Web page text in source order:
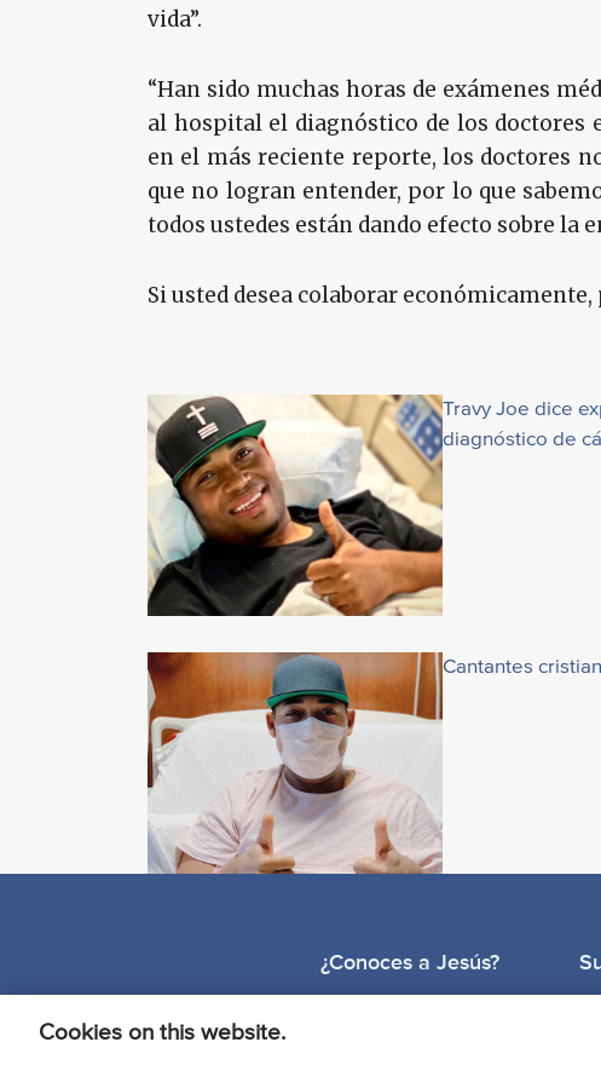
vida”.
“Han sido muchas horas de exámenes
al hospital el diagnóstico de los doctores
en el más reciente reporte, los doctores
que no logran entender, por lo que
todos ustedes están dando efecto sobre la
Si usted desea colaborar económicamente,
Travy Joe dice
diagnóstico de
Cantantes
¿Conoces a Jesús?
Cookies on this website.